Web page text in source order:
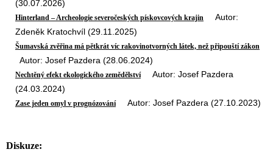
(30.07.2026)
Hinterland – Archeologie severočeských pískovcových krajin Autor:
Zdeněk Kratochvíl (29.11.2025)
Šumavská zvěřina má pětkrát víc rakovinotvorných látek, než připouští zákon
Autor: Josef Pazdera (28.06.2024)
Nechtěný efekt ekologického zemědělstvíAutor: Josef Pazdera
(24.03.2024)
Zase jeden omyl v prognózováníAutor: Josef Pazdera (27.10.2023)
Diskuze: